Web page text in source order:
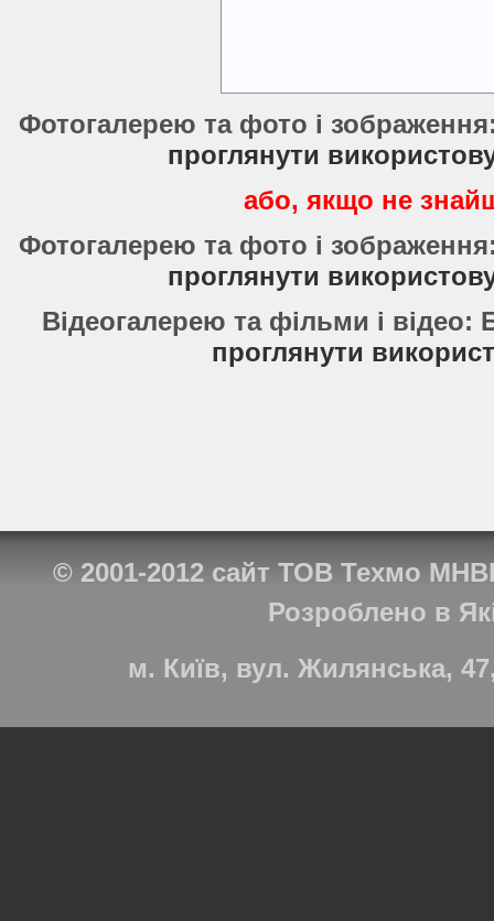
Фотогалерею та фото і
проглянути
або, якщо не
Фотогалерею та фото і
проглянути
Відеогалерею та фільми і
проглянути
© 2001-2012 сайт ТОВ Техмо
Розроблено в
м. Київ, вул. Жилянська,